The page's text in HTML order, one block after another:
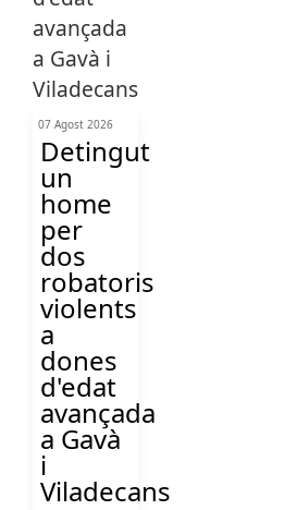
07 Agost 2026
Detingut
un
home
per
dos
robatoris
violents
a
dones
d'edat
avançada
a Gavà
i
Viladecans